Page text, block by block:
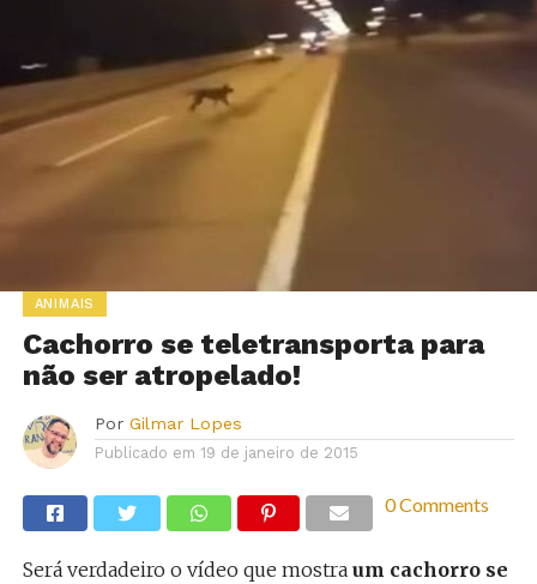
ANIMAIS
Cachorro se teletransporta para
não ser atropelado!
Por Gilmar Lopes
Publicado em 19 de janeiro de 2015
0 Comments
Será verdadeiro o vídeo que mostra um cachorro se